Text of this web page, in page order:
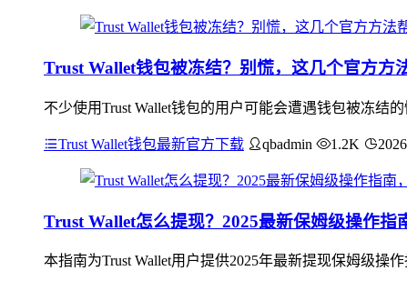
Trust Wallet钱包被冻结？别慌，这几个官方方
不少使用Trust Wallet钱包的用户可能会遭遇钱包被冻结
Trust Wallet钱包最新官方下载 qbadmin 1.2K
Trust Wallet怎么提现？2025最新保姆级操作指
本指南为Trust Wallet用户提供2025年最新提现保姆级